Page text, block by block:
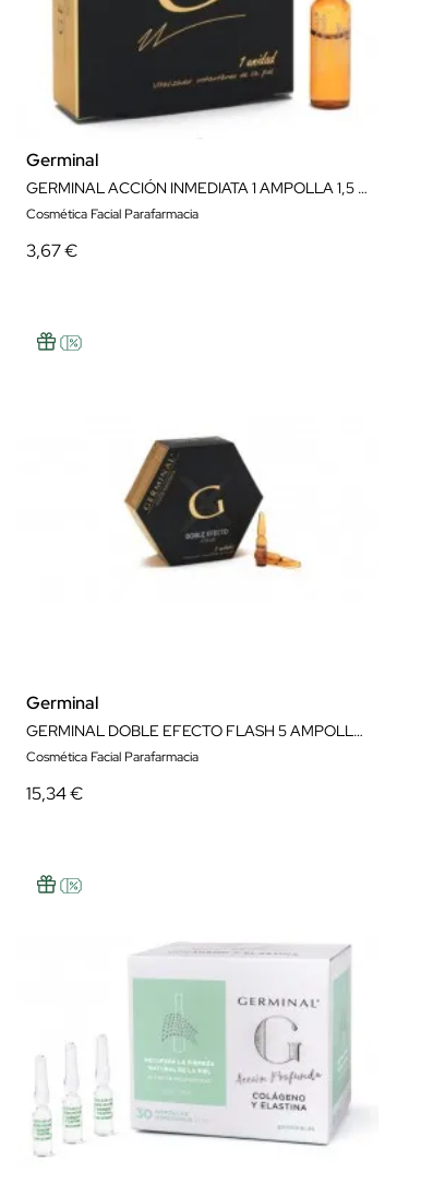
Germinal
GERMINAL ACCIÓN INMEDIATA 1 AMPOLLA 1,5 ML
Cosmética Facial Parafarmacia
3,67 €
Germinal
GERMINAL DOBLE EFECTO FLASH 5 AMPOLLAS
Cosmética Facial Parafarmacia
15,34 €